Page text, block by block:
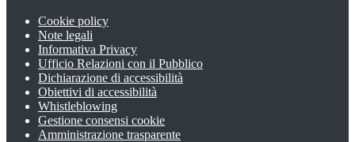
Cookie policy
Note legali
Informativa Privacy
Ufficio Relazioni con il Pubblico
Dichiarazione di accessibilità
Obiettivi di accessibilità
Whistleblowing
Gestione consensi cookie
Amministrazione trasparente